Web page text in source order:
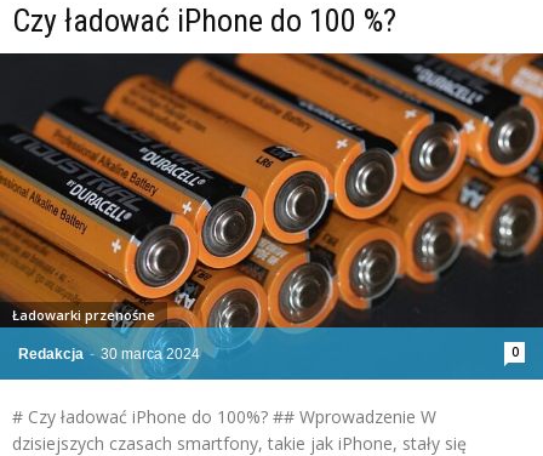
Czy ładować iPhone do 100 %?
Redakcja - 30 marca 2024 0
Ładowarki przenośne
# Czy ładować iPhone do 100%? ## Wprowadzenie W
dzisiejszych czasach smartfony, takie jak iPhone, stały się